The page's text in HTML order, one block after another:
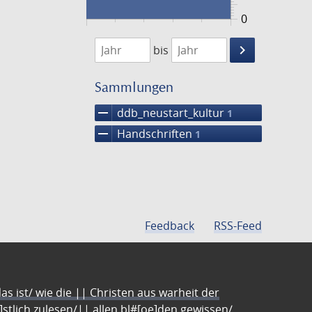
0
1474
1475
bis
keyboard_arrow_right
Suche
Sammlungen
remove ddb_neustart_kultur 1
remove Handschriften 1
Feedback RSS-Feed
ist/ wie die || Christen aus warheit der